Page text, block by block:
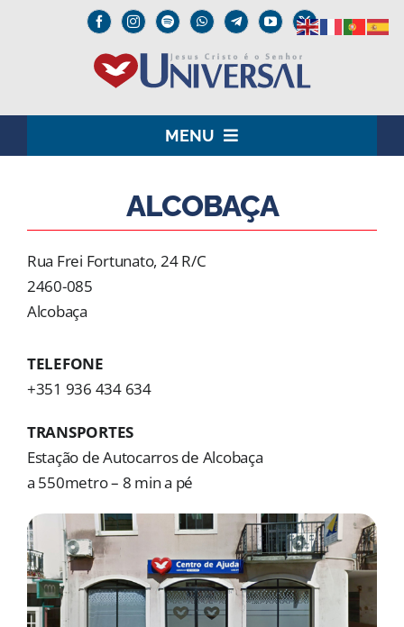
MENU
INSTITUCIONAL
UNIVERSAL+
MEDIA
DOAÇÕES
ALCOBAÇA
Rua Frei Fortunato, 24 R/C
2460-085
Alcobaça
TELEFONE
+351 936 434 634
TRANSPORTES
Estação de Autocarros de Alcobaça
a 550metro – 8 min a pé